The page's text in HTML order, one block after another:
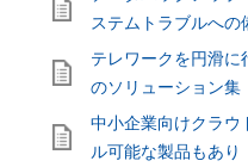
ステムトラブルへの
テレワークを円滑に
のソリューション集
中小企業向けクラウ
ル可能な製品もあり